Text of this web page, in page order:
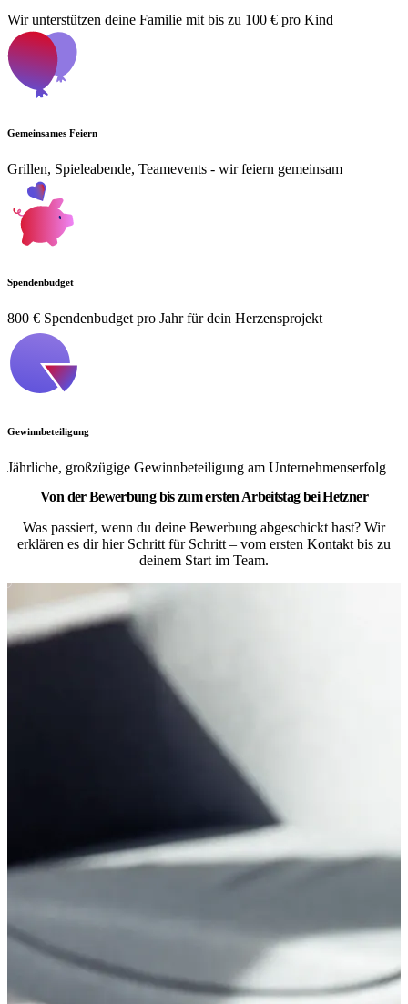
Wir unterstützen deine Familie mit bis zu 100 € pro Kind
Gemeinsames Feiern
Grillen, Spieleabende, Teamevents - wir feiern gemeinsam
Spendenbudget
800 € Spendenbudget pro Jahr für dein Herzensprojekt
Gewinnbeteiligung
Jährliche, großzügige Gewinnbeteiligung am Unternehmenserfolg
Von der Bewerbung bis zum ersten Arbeitstag bei Hetzner
Was passiert, wenn du deine Bewerbung abgeschickt hast? Wir
erklären es dir hier Schritt für Schritt – vom ersten Kontakt bis zu
deinem Start im Team.